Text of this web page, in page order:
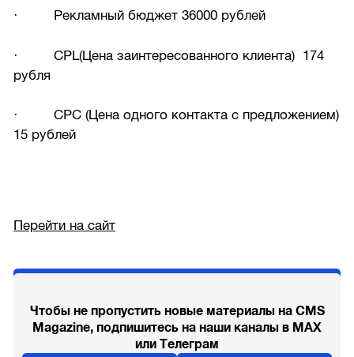
· Рекламный бюджет 36000 рублей
· CPL(Цена заинтересованного клиента) 174
рубля
· CPC (Цена одного контакта с предложением)
15 рублей
Перейти на сайт
Чтобы не пропустить новые материалы на CMS
Magazine, подпишитесь на наши каналы в MAX
или Телеграм